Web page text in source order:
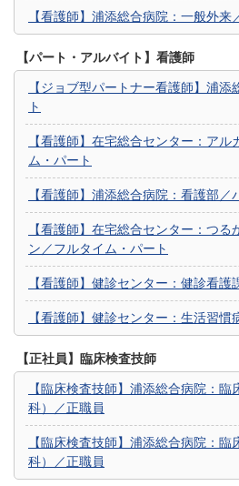
【看護師】浦添総合病院：一般外来
【パート・アルバイト】看護師
【ジョブ型パートナー看護師】浦
ト
【看護師】在宅総合センター：ア
ム・パート
【看護師】浦添総合病院：看護部／
【看護師】在宅総合センター：つる
ン／フルタイム・パート
【看護師】健診センター：健診看護
【看護師】健診センター：生活習
【正社員】臨床検査技師
【臨床検査技師】浦添総合病院：
科）／正職員
【臨床検査技師】浦添総合病院：
科）／正職員